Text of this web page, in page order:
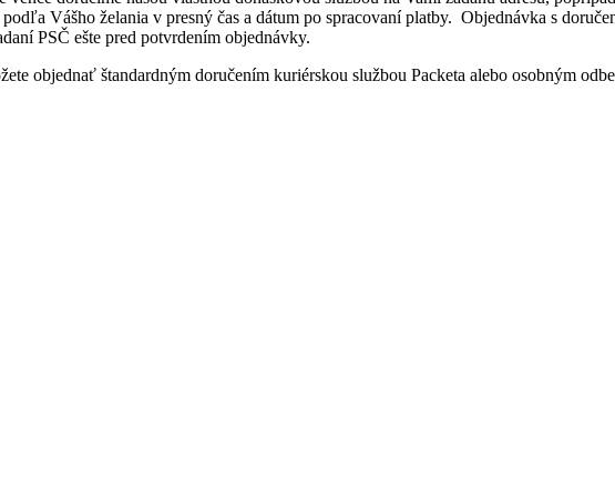
Vášho želania v presný čas a dátum po spracovaní platby. Objednávka s
PSČ ešte pred potvrdením objednávky.
objednať štandardným doručením kuriérskou službou Packeta alebo osobným